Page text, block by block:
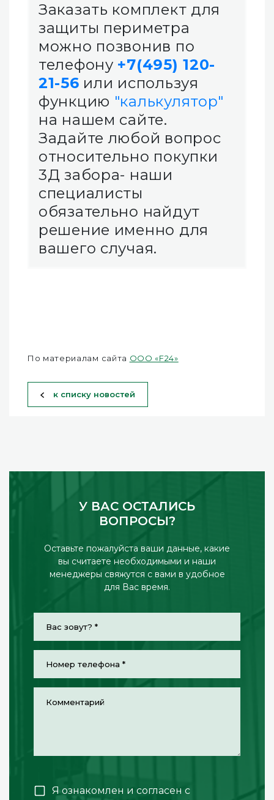
Заказать комплект для
защиты периметра
можно позвонив по
телефону +7(495) 120-
21-56 или используя
функцию "калькулятор"
на нашем сайте.
Задайте любой вопрос
относительно покупки
3Д забора- наши
специалисты
обязательно найдут
решение именно для
вашего случая.
По материалам сайта ООО «F24»
к списку новостей
У ВАС ОСТАЛИСЬ
ВОПРОСЫ?
Оставьте пожалуйста ваши данные, какие
вы считаете необходимыми и наши
менеджеры свяжутся с вами в удобное
для Вас время.
Я ознакомлен и согласен с